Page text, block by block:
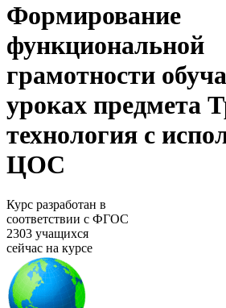
Формирование
функциональной
грамотности
уроках предмета
технология с
ЦОС
Курс разработан в
соответствии с ФГОС
2303 учащихся
сейчас на курсе